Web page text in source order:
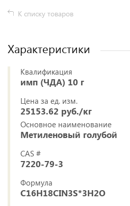
К списку товаров
Характеристики
Квалификация
имп (ЧДА) 10 г
Цена за ед. изм.
25153.62 руб./кг
Основное наименование
Метиленовый голубой
CAS #
7220-79-3
Формула
C16H18CIN3S*3H2O